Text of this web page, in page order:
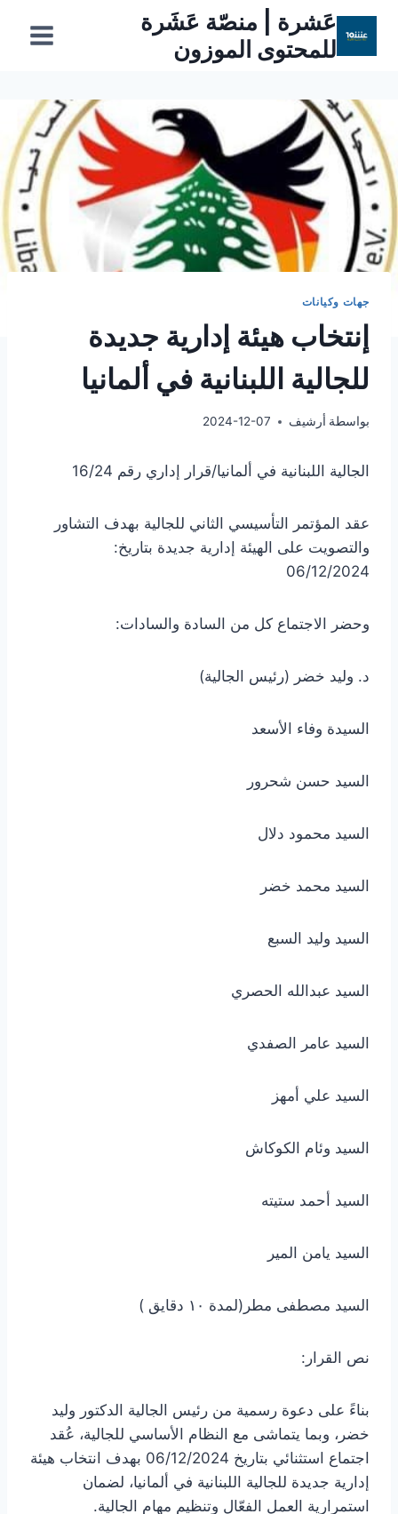
المحتوى
عَشرة | منصّة عَشَرة
للمحتوى الموزون
جهات وكيانات
إنتخاب هيئة إدارية جديدة
للجالية اللبنانية في ألمانيا
بواسطة أرشيف 2024-12-07
الجالية اللبنانية في ألمانيا/قرار إداري رقم 16/24
عقد المؤتمر التأسيسي الثاني للجالية بهدف التشاور
والتصويت على الهيئة إدارية جديدة بتاريخ:
06/12/2024
وحضر الاجتماع كل من السادة والسادات:
د. وليد خضر (رئيس الجالية)
السيدة وفاء الأسعد
السيد حسن شحرور
السيد محمود دلال
السيد محمد خضر
السيد وليد السبع
السيد عبدالله الحصري
السيد عامر الصفدي
السيد علي أمهز
السيد وئام الكوكاش
السيد أحمد ستيته
السيد يامن المير
السيد مصطفى مطر(لمدة ١٠ دقايق )
نص القرار:
بناءً على دعوة رسمية من رئيس الجالية الدكتور وليد
خضر، وبما يتماشى مع النظام الأساسي للجالية، عُقد
اجتماع استثنائي بتاريخ 06/12/2024 بهدف انتخاب هيئة
إدارية جديدة للجالية اللبنانية في ألمانيا، لضمان
استمرارية العمل الفعّال وتنظيم مهام الجالية.